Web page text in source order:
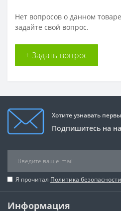
Нет вопросов о данном
задайте свой вопрос.
+ Задать вопрос
Хотите узнавать
Подпишитесь на
Я прочитал Политика безопасности
Информация